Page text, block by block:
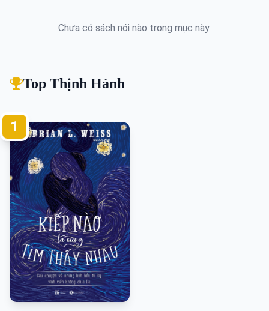
Chưa có sách nói nào trong mục này.
Top Thịnh Hành
1